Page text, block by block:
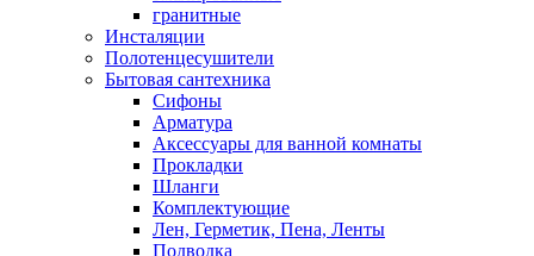
гранитные
Инсталяции
Полотенцесушители
Бытовая сантехника
Сифоны
Арматура
Аксессуары для ванной комнаты
Прокладки
Шланги
Комплектующие
Лен, Герметик, Пена, Ленты
Подводка